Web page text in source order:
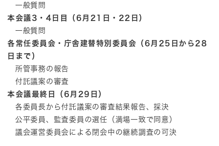
一般質問
本会議3・4日目（6月21日・22日）
一般質問
各常任委員会・庁舎建替特別委員会（6月25日から28
日まで）
所管事務の報告
付託議案の審査
本会議最終日（6月29日）
各委員長から付託議案の審査結果報告、採決
公平委員、監査委員の選任（満場一致で同意）
議会運営委員会による閉会中の継続調査の可決